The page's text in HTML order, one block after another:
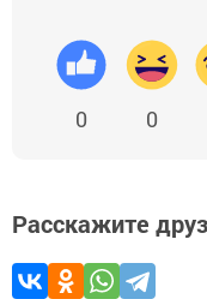
0 0
Расскажите